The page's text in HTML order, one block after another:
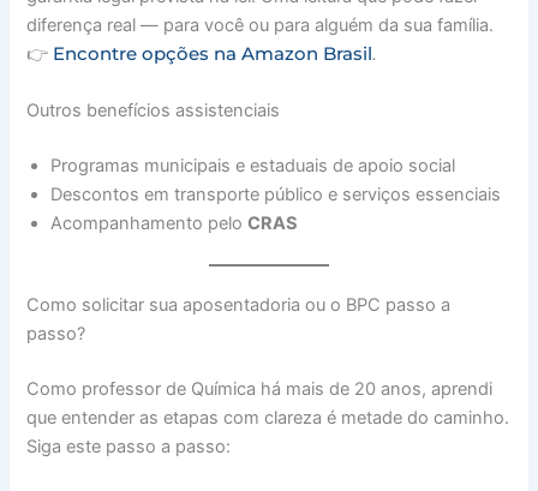
diferença real — para você ou para alguém da sua família.
👉 Encontre opções na Amazon Brasil.
Outros benefícios assistenciais
Programas municipais e estaduais de apoio social
Descontos em transporte público e serviços essenciais
Acompanhamento peloCRAS
Como solicitar sua aposentadoria ou o BPC passo a
passo?
Como professor de Química há mais de 20 anos, aprendi
que entender as etapas com clareza é metade do caminho.
Siga este passo a passo: